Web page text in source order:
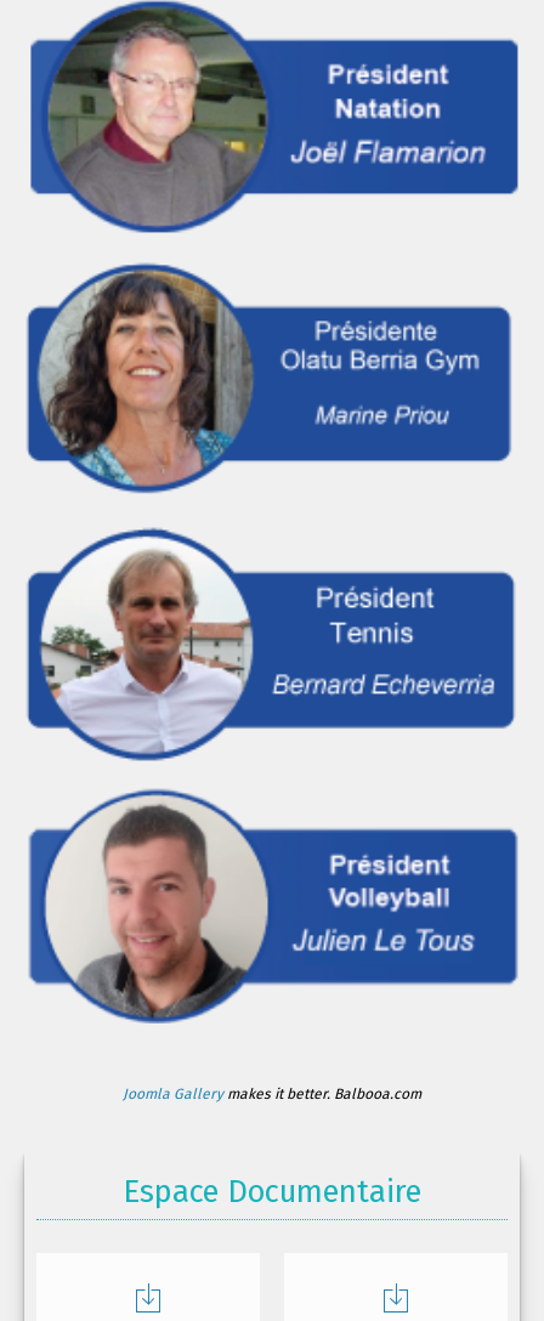
Joomla Gallerymakes it better. Balbooa.com
Espace Documentaire